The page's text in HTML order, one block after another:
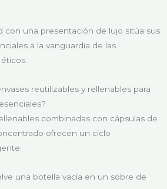
con una presentación de lujo sitúa sus
a la vanguardia de las
reutilizables y rellenables para
combinadas con cápsulas de
ofrecen un ciclo
una botella vacía en un sobre de